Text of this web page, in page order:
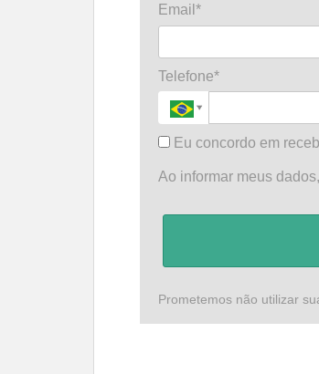
Email*
Telefone*
Eu concordo em
Ao informar meus
Prometemos não utilizar